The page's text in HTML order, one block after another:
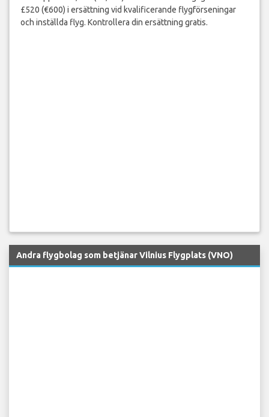
£520 (€600) i ersättning vid kvalificerande flygförseningar
och inställda flyg. Kontrollera din ersättning gratis.
Andra flygbolag som betjänar Vilnius Flygplats (VNO)